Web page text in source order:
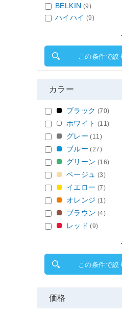
BELKIN (9)
ハイハイ (9)
この条件で絞
カラー
ブラック (70)
ホワイト (11)
グレー (11)
ブルー (27)
グリーン (16)
ベージュ (3)
イエロー (7)
オレンジ (1)
ブラウン (4)
レッド (9)
この条件で絞
価格